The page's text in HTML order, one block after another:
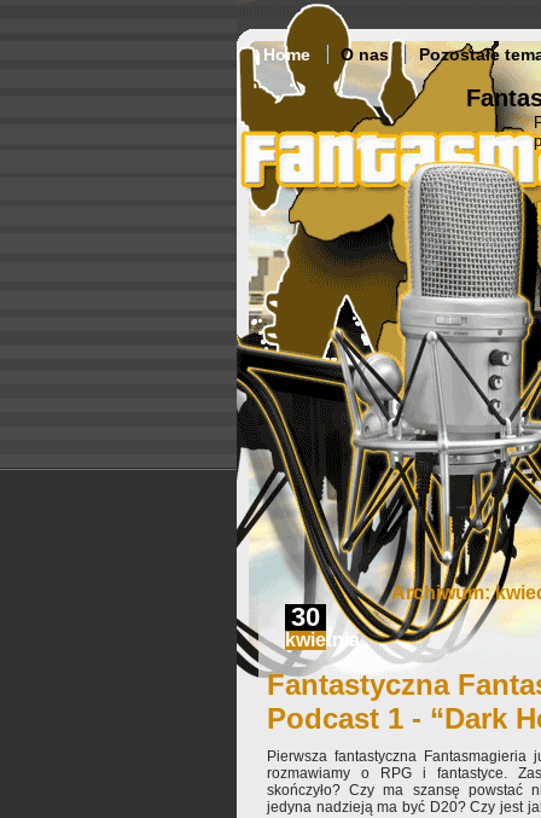
Home O nas Pozostałe
Archiwum:
30
kwietnia
Fantastyczna
Podcast 1 - “Dark
Pierwsza fantastyczna
rozmawiamy o RPG i fantastyce.
skończyło? Czy ma szansę powstać
jedyna nadzieją ma być D20? Czy jest